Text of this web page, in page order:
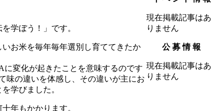
学ぼう！」です。
お米を毎年毎年選別し育ててきたか
変化が起きたことを意味するのです
味の違いを体感し、その違いが主にお
学びました。
年もかかります。
現在掲載記事はあ
りません
公 募 情 報
現在掲載記事はあ
りません